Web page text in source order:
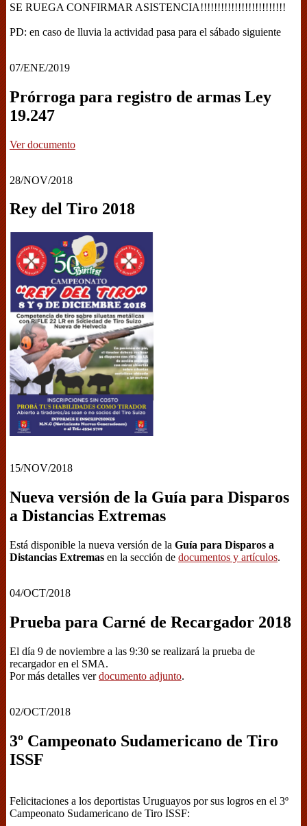
SE RUEGA CONFIRMAR ASISTENCIA!!!!!!!!!!!!!!!!!!!!!!!!!
PD: en caso de lluvia la actividad pasa para el sábado siguiente
07/ENE/2019
Prórroga para registro de armas Ley
19.247
Ver documento
28/NOV/2018
Rey del Tiro 2018
15/NOV/2018
Nueva versión de la Guía para Disparos
a Distancias Extremas
Está disponible la nueva versión de la Guía para Disparos a
Distancias Extremas en la sección de documentos y artículos.
04/OCT/2018
Prueba para Carné de Recargador 2018
El día 9 de noviembre a las 9:30 se realizará la prueba de
recargador en el SMA.
Por más detalles verdocumento adjunto.
02/OCT/2018
3º Campeonato Sudamericano de Tiro
ISSF
Felicitaciones a los deportistas Uruguayos por sus logros en el 3º
Campeonato Sudamericano de Tiro ISSF: